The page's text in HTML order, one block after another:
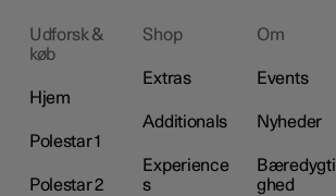
Udforsk &
køb
Hjem
Polestar 1
Polestar 2
Shop
Extras
Additionals
Experience
s
Om
Events
Nyheder
Bæredygti
ghed